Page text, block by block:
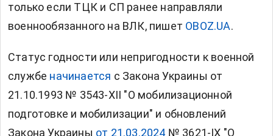
только если ТЦК и СП ранее направляли
военнообязанного на ВЛК, пишет OBOZ.UA.
Статус годности или непригодности к военной
службе начинается с Закона Украины от
21.10.1993 № 3543-XII "О мобилизационной
подготовке и мобилизации" и обновлений
Закона Украины от 21.03.2024 № 3621-IX "О